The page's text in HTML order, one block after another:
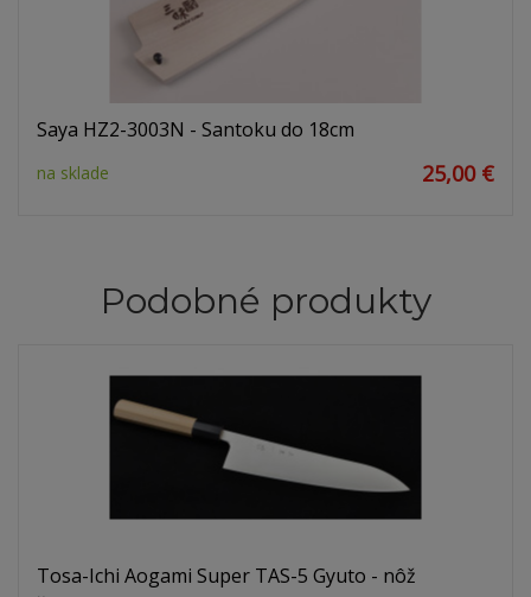
Saya HZ2-3003N - Santoku do 18cm
na sklade 25,00 €
Podobné produkty
Tosa-Ichi Aogami Super TAS-5 Gyuto - nôž